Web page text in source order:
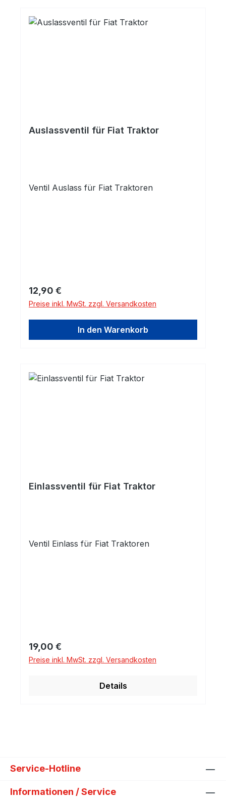
Auslassventil für Fiat Traktor
Ventil Auslass für Fiat Traktoren
Regulärer Preis:
12,90 €
Preise inkl. MwSt. zzgl. Versandkosten
In den Warenkorb
Einlassventil für Fiat Traktor
Ventil Einlass für Fiat Traktoren
Regulärer Preis:
19,00 €
Preise inkl. MwSt. zzgl. Versandkosten
Details
Service-Hotline
Informationen / Service